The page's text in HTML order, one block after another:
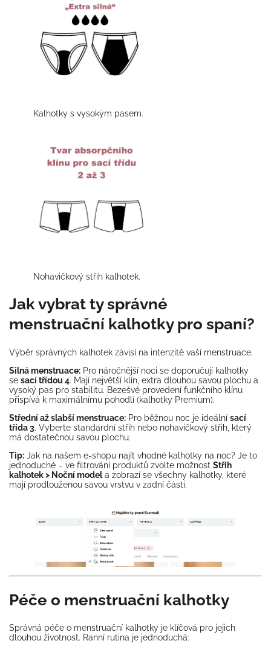
Kalhotky s vysokým pasem.
Nohavičkový střih kalhotek.
Jak vybrat ty správné
menstruační kalhotky pro spaní?
Výběr správných kalhotek závisí na intenzitě vaší menstruace.
Silná menstruace: Pro náročnější noci se doporučují kalhotky
se sací třídou 4. Mají největší klín, extra dlouhou savou plochu a
vysoký pas pro stabilitu. Bezešvé provedení funkčního klínu
přispívá k maximálnímu pohodlí (kalhotky Premium).
Střední až slabší menstruace: Pro běžnou noc je ideální sací
třída 3. Vyberte standardní střih nebo nohavičkový střih, který
má dostatečnou savou plochu.
Tip: Jak na našem e-shopu najít vhodné kalhotky na noc? Je to
jednoduché – ve filtrování produktů zvolte možnost Střih
kalhotek > Noční model a zobrazí se všechny kalhotky, které
mají prodlouženou savou vrstvu v zadní části.
Péče o menstruační kalhotky
Správná péče o menstruační kalhotky je klíčová pro jejich
dlouhou životnost. Ranní rutina je jednoduchá: